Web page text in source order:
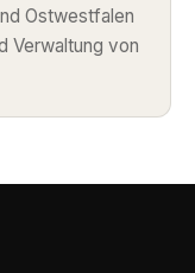
Ostwestfalen
Verwaltung von